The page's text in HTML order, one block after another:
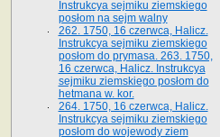
Instrukcya sejmiku ziemskiego
posłom na sejm walny
262. 1750, 16 czerwca, Halicz.
Instrukcya sejmiku ziemskiego
posłom do prymasa. 263. 1750,
16 czerwca, Halicz. Instrukcya
sejmiku ziemskiego posłom do
hetmana w. kor.
264. 1750, 16 czerwca, Halicz.
Instrukcya sejmiku ziemskiego
posłom do wojewody ziem